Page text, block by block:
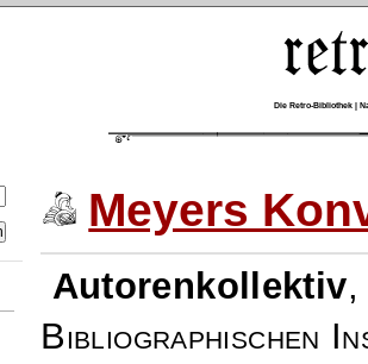
Die Retro-Bibliothek |
Meyers
Autorenkollektiv
Bibliographischen